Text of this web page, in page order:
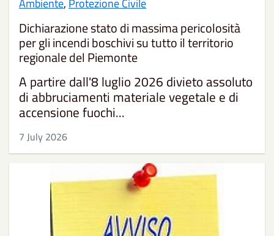
Ambiente, Protezione Civile
Dichiarazione stato di massima pericolosità
per gli incendi boschivi su tutto il territorio
regionale del Piemonte
A partire dall'8 luglio 2026 divieto assoluto
di abbruciamenti materiale vegetale e di
accensione fuochi...
7 July 2026